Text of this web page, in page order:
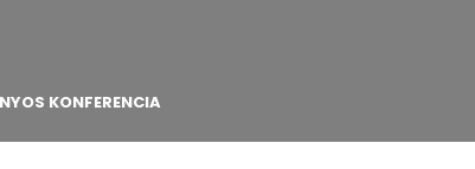
KONFERENCIA